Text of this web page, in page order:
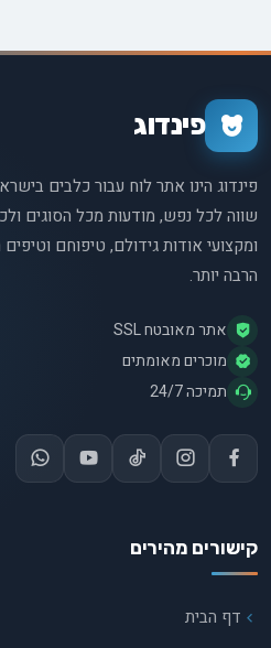
פינדוג
פינדוג הינו אתר לוח עבור כלבים
שווה לכל נפש, מודעות מכל הסוגים
ומקצועי אודות גידולם, טיפוחם
הרבה יותר.
אתר מאובטח SSL
מוכרים מאומתים
תמיכה 24/7
קישורים מהירים
דף הבית